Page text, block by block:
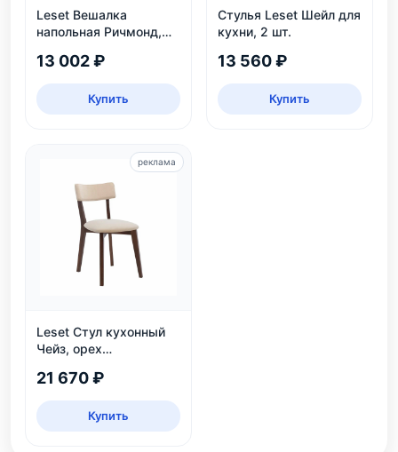
Leset Вешалка
напольная Ричмонд,
13 002 ₽
Купить
Стулья Leset Шейл для
кухни, 2 шт.
13 560 ₽
Купить
Leset Стул кухонный
Чейз, орех
21 670 ₽
Купить
реклама